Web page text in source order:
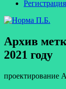
Архив
2021 году
проектирование